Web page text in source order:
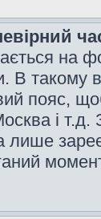
на
В такому
пояс,
і т.д.
лише